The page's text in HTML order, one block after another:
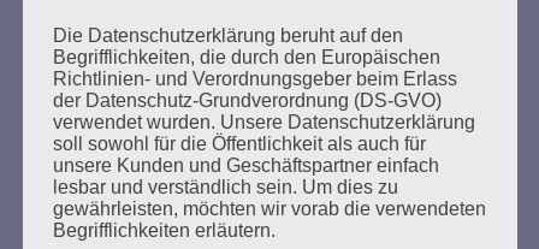
MARATHONLESUNG AUS DEN
VERBRANNTEN BÜCHERN
Die Datenschutzerklärung beruht auf den
Begrifflichkeiten, die durch den Europäischen
Richtlinien- und Verordnungsgeber beim Erlass
der Datenschutz-Grundverordnung (DS-GVO)
verwendet wurden. Unsere Datenschutzerklärung
soll sowohl für die Öffentlichkeit als auch für
unsere Kunden und Geschäftspartner einfach
lesbar und verständlich sein. Um dies zu
gewährleisten, möchten wir vorab die verwendeten
Begrifflichkeiten erläutern.